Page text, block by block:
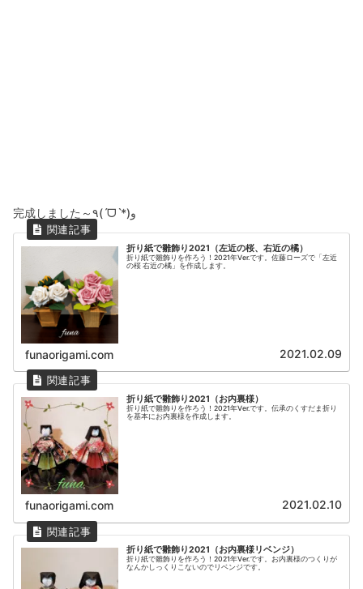
完成しました～٩(ˊᗜˋ*)و
折り紙で雛飾り2021（左近の桜、右近の橘）
折り紙で雛飾りを作ろう！2021年Ver.です。佐藤ローズで「左近
の桜 右近の橘」を作成します。
funaorigami.com 2021.02.09
折り紙で雛飾り2021（お内裏様）
折り紙で雛飾りを作ろう！2021年Ver.です。伝承のくすだま折り
を基本にお内裏様を作成します。
funaorigami.com 2021.02.10
折り紙で雛飾り2021（お内裏様リベンジ）
折り紙で雛飾りを作ろう！2021年Ver.です。お内裏様のつくりが
なんかしっくりこないのでリベンジです。